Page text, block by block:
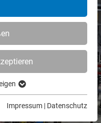
der Webseite
Impressum | Datenschutz